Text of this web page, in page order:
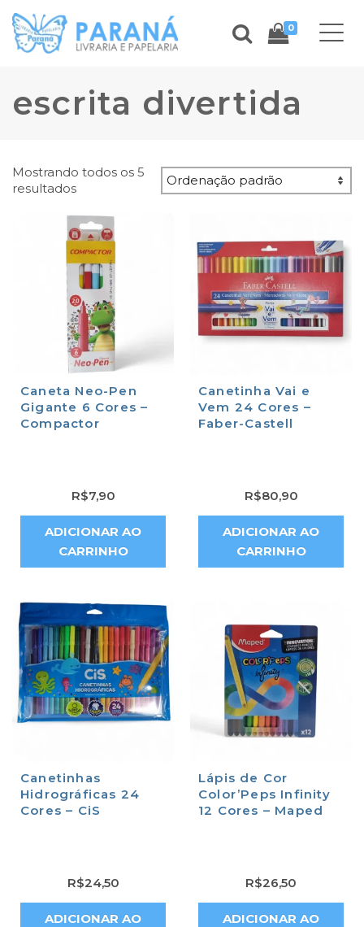
0
escrita divertida
Mostrando todos os 5
resultados
Caneta Neo-Pen
Gigante 6 Cores –
Compactor
R$7,90
ADICIONAR AO
CARRINHO
Canetinha Vai e
Vem 24 Cores –
Faber-Castell
R$80,90
ADICIONAR AO
CARRINHO
Canetinhas
Hidrográficas 24
Cores – CiS
R$24,50
ADICIONAR AO
Lápis de Cor
Color’Peps Infinity
12 Cores – Maped
R$26,50
ADICIONAR AO